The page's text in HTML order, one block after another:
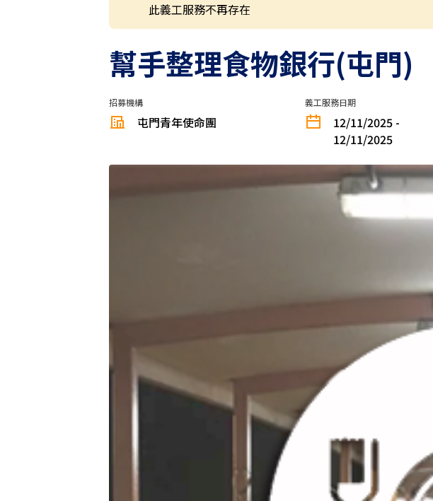
此義工服務不再存在
幫手整理食物銀行(屯門)
招募機構
屯門青年使命團
義工服務日期
12/11/2025 -
12/11/2025